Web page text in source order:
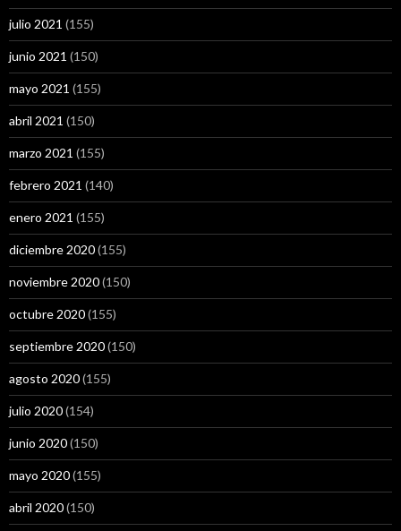
julio 2021 (155)
junio 2021 (150)
mayo 2021 (155)
abril 2021 (150)
marzo 2021 (155)
febrero 2021 (140)
enero 2021 (155)
diciembre 2020(155)
noviembre 2020(150)
octubre 2020(155)
septiembre 2020(150)
agosto 2020(155)
julio 2020(154)
junio 2020(150)
mayo 2020(155)
abril 2020(150)